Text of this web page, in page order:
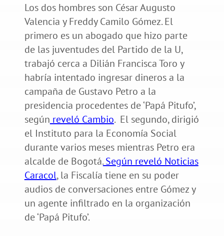
Los dos hombres son César Augusto
Valencia y Freddy Camilo Gómez. El
primero es un abogado que hizo parte
de las juventudes del Partido de la U,
trabajó cerca a Dilián Francisca Toro y
habría intentado ingresar dineros a la
campaña de Gustavo Petro a la
presidencia procedentes de ‘Papá Pitufo’,
según reveló Cambio. El segundo, dirigió
el Instituto para la Economía Social
durante varios meses mientras Petro era
alcalde de Bogotá.Según reveló Noticias
Caracol, la Fiscalía tiene en su poder
audios de conversaciones entre Gómez y
un agente infiltrado en la organización
de ‘Papá Pitufo’.